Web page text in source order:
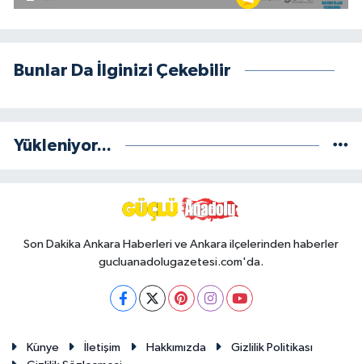
Bunlar Da İlginizi Çekebilir
Yükleniyor...
Son Dakika Ankara Haberleri ve Ankara ilçelerinden haberler
gucluanadolugazetesi.com'da.
Künye İletişim Hakkımızda
Gizlilik Politikası